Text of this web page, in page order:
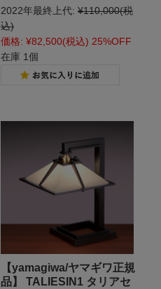
2022年最終上代: ¥110,000(税
込)
価格: ¥82,500(税込) 25%OFF
在庫 1個
【yamagiwa/ヤマギワ正規
品】 TALIESIN1 タリアセ